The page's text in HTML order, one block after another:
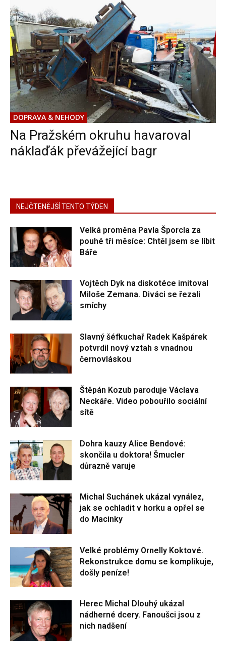
DOPRAVA & NEHODY
Na Pražském okruhu havaroval
náklaďák převážející bagr
NEJČTENĚJŠÍ TENTO TÝDEN
Velká proměna Pavla Šporcla za
pouhé tři měsíce: Chtěl jsem se líbit
Báře
Vojtěch Dyk na diskotéce imitoval
Miloše Zemana. Diváci se řezali
smíchy
Slavný šéfkuchař Radek Kašpárek
potvrdil nový vztah s vnadnou
černovláskou
Štěpán Kozub paroduje Václava
Neckáře. Video pobouřilo sociální
sítě
Dohra kauzy Alice Bendové:
skončila u doktora! Šmucler
důrazně varuje
Michal Suchánek ukázal vynález,
jak se ochladit v horku a opřel se
do Macinky
Velké problémy Ornelly Koktové.
Rekonstrukce domu se komplikuje,
došly peníze!
Herec Michal Dlouhý ukázal
nádherné dcery. Fanoušci jsou z
nich nadšení